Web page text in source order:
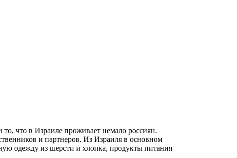
что в Израиле проживает немало россиян.
и партнеров. Из Израиля в основном
одежду из шерсти и хлопка, продукты питания